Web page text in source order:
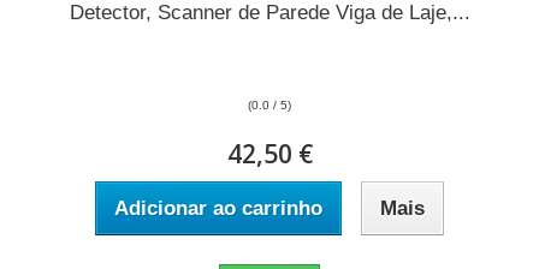
Detector, Scanner de Parede Viga de Laje,...
(0.0 / 5)
42,50 €
Adicionar ao carrinho Mais